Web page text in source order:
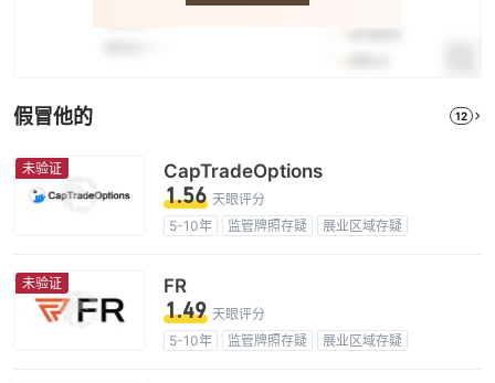
假冒他的 12
未验证 CapTradeOptions
1.56 天眼评分
5-10年
监管牌照存疑
展业区域存疑
未验证
FR
1.49 天眼评分
5-10年
监管牌照存疑
展业区域存疑